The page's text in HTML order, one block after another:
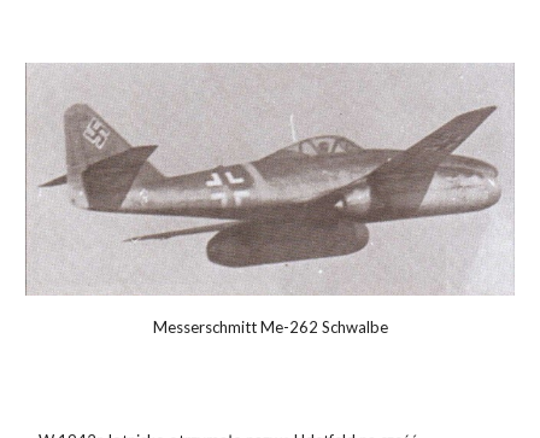
Messerschmitt Me-262 Schwalbe